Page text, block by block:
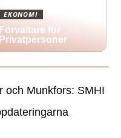
EKONOMI
Förvaltare för
Privatpersoner
och Munkfors: SMHI